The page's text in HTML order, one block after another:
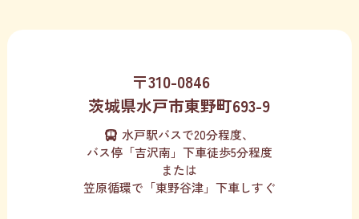
〒310-0846
茨城県水戸市東野町693-9
水戸駅バスで20分程度、
バス停「吉沢南」下車徒歩5分程度
または
笠原循環で「東野谷津」下車しすぐ